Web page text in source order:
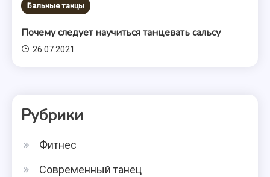
Бальные танцы
Почему следует научиться танцевать сальсу
26.07.2021
Рубрики
Фитнес
Современный танец